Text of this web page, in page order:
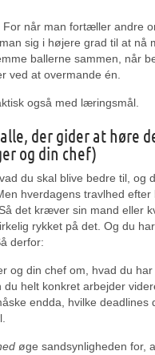
For når man fortæller andre
sig i højere grad til at nå
ballerne sammen, når
ved at overmande én.
også med læringsmål.
der gider at høre
og din chef)
du skal blive bedre til, og
hverdagens travlhed efter
det kræver sin mand eller
rykket på det. Og du
derfor:
og din chef om, hvad du
helt konkret arbejder
endda, hvilke deadlines
øge sandsynligheden for,